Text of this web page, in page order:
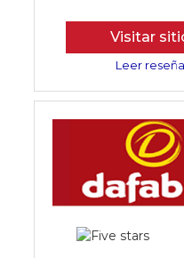
Visitar
Leer reseña